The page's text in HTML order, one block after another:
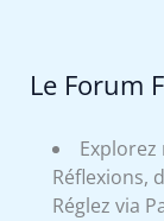
Le Forum
Réflexions,
Réglez via